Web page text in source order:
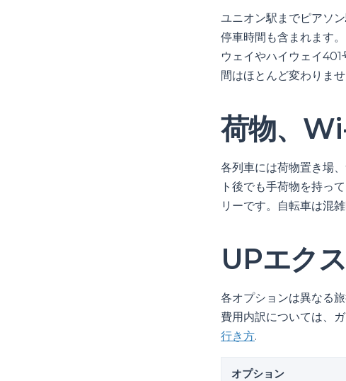
ユニオン駅までピアソ
停車時間も含まれます
ウェイやハイウェイ
間はほとんど変わりま
荷物、
各列車には荷物置き場
ト後でも手荷物を持っ
リーです。自転車は混
UPエク
各オプションは異なる
費用内訳については、
行き方.
オプション